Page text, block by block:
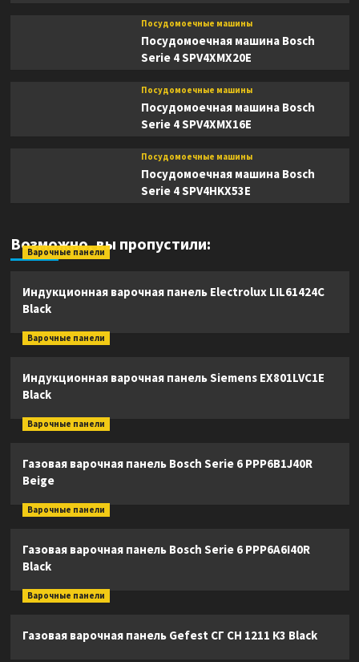
Посудомоечные машины
Посудомоечная машина Bosch
Serie 4 SPV4XMX20E
Посудомоечные машины
Посудомоечная машина Bosch
Serie 4 SPV4XMX16E
Посудомоечные машины
Посудомоечная машина Bosch
Serie 4 SPV4HKX53E
Возможно, вы пропустили:
Варочные панели
Индукционная варочная панель Electrolux LIL61424C
Black
Варочные панели
Индукционная варочная панель Siemens EX801LVC1E
Black
Варочные панели
Газовая варочная панель Bosch Serie 6 PPP6B1J40R
Beige
Варочные панели
Газовая варочная панель Bosch Serie 6 PPP6A6I40R
Black
Варочные панели
Газовая варочная панель Gefest СГ СН 1211 К3 Black